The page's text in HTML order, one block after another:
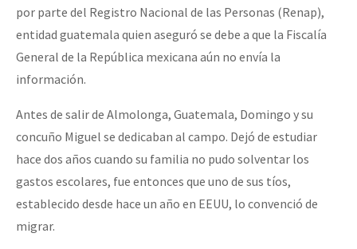
por parte del Registro Nacional de las Personas (Renap),
entidad guatemala quien aseguró se debe a que la Fiscalía
General de la República mexicana aún no envía la
información.
Antes de salir de Almolonga, Guatemala, Domingo y su
concuño Miguel se dedicaban al campo. Dejó de estudiar
hace dos años cuando su familia no pudo solventar los
gastos escolares, fue entonces que uno de sus tíos,
establecido desde hace un año en EEUU, lo convenció de
migrar.